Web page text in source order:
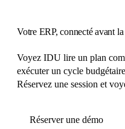
Votre ERP,connecté avant
Voyez IDU lire un plan
exécuter un cycle
Réservez une session et
Réserver une démo